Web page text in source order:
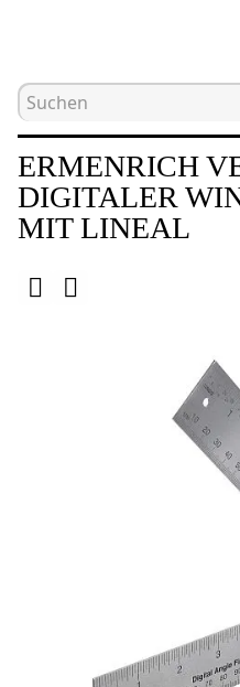
Hauptseite
ERMENRICH
DIGITALER
MIT LINEAL